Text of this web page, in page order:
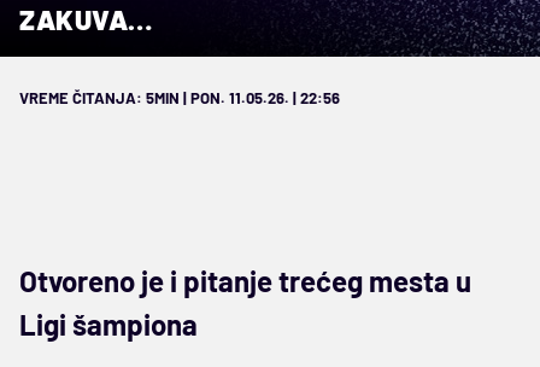
ZAKUVA…
VREME ČITANJA: 5MIN | PON. 11.05.26. | 22:56
Otvoreno je i pitanje trećeg mesta u
Ligi šampiona